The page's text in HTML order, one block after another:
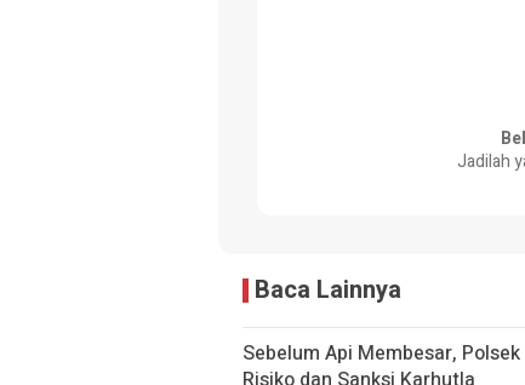
Jadilah
Baca Lainnya
Sebelum Api Membesar,